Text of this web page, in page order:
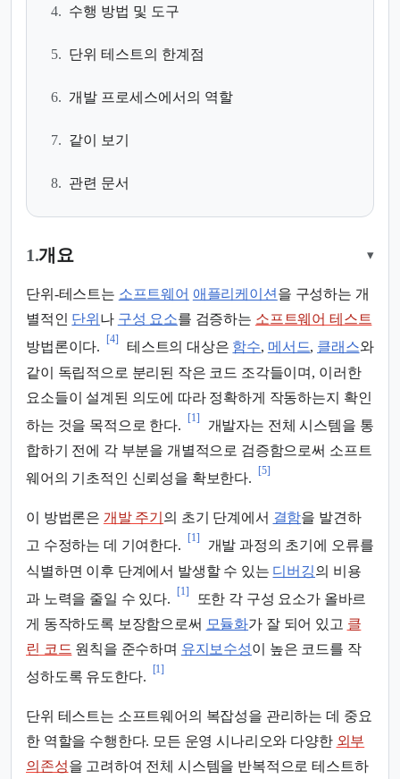
4. 수행 방법 및 도구
5. 단위 테스트의 한계점
6. 개발 프로세스에서의 역할
7. 같이 보기
8. 관련 문서
1.개요 ▾
단위-테스트는 소프트웨어 애플리케이션을 구성하는 개
별적인 단위 나 구성 요소를 검증하는 소프트웨어 테스트
방법론이다.
[4]
테스트의 대상은 함수, 메서드, 클래스와
같이 독립적으로 분리된 작은 코드 조각들이며, 이러한
요소들이 설계된 의도에 따라 정확하게 작동하는지 확인
하는 것을 목적으로 한다.
[1]
개발자는 전체 시스템을 통
합하기 전에 각 부분을 개별적으로 검증함으로써 소프트
웨어의 기초적인 신뢰성을 확보한다.
[5]
이 방법론은 개발 주기 의 초기 단계에서 결함을 발견하
고 수정하는 데 기여한다.
[1]
개발 과정의 초기에 오류를
식별하면 이후 단계에서 발생할 수 있는 디버깅의 비용
과 노력을 줄일 수 있다.
[1]
또한 각 구성 요소가 올바르
게 동작하도록 보장함으로써 모듈화가 잘 되어 있고 클
린 코드 원칙을 준수하며 유지보수성이 높은 코드를 작
성하도록 유도한다.
[1]
단위 테스트는 소프트웨어의 복잡성을 관리하는 데 중요
한 역할을 수행한다. 모든 운영 시나리오와 다양한 외부
의존성을 고려하여 전체 시스템을 반복적으로 테스트하